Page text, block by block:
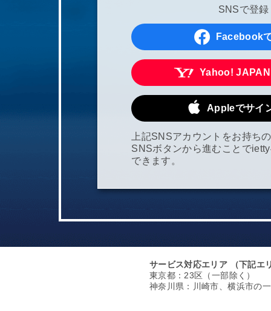
SNSで登録
Facebook
Yahoo!
Appleでサイ
上記SNSアカウントをお持ち
SNSボタンから進むことで
できます。
サービス対応エリア
（下記
東京都：23区（一部除く）
神奈川県：川崎市、横浜市の